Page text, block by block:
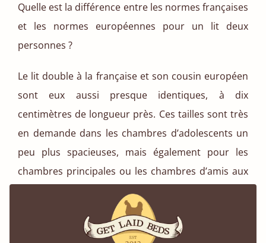
Quelle est la différence entre les normes françaises
et les normes européennes pour un lit deux
personnes ?
Le lit double à la française et son cousin européen
sont eux aussi presque identiques, à dix
centimètres de longueur près. Ces tailles sont très
en demande dans les chambres d’adolescents un
peu plus spacieuses, mais également pour les
chambres principales ou les chambres d’amis aux
Si c’est votre cas, pourquoi ne pas optimiser
encore plus votre espace en optant pour l’un de